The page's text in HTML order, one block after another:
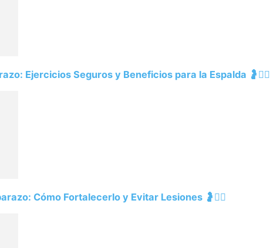
Ejercicios Seguros y Beneficios para la Espalda 🤰💆‍♀️
Cómo Fortalecerlo y Evitar Lesiones 🤰🧘‍♀️